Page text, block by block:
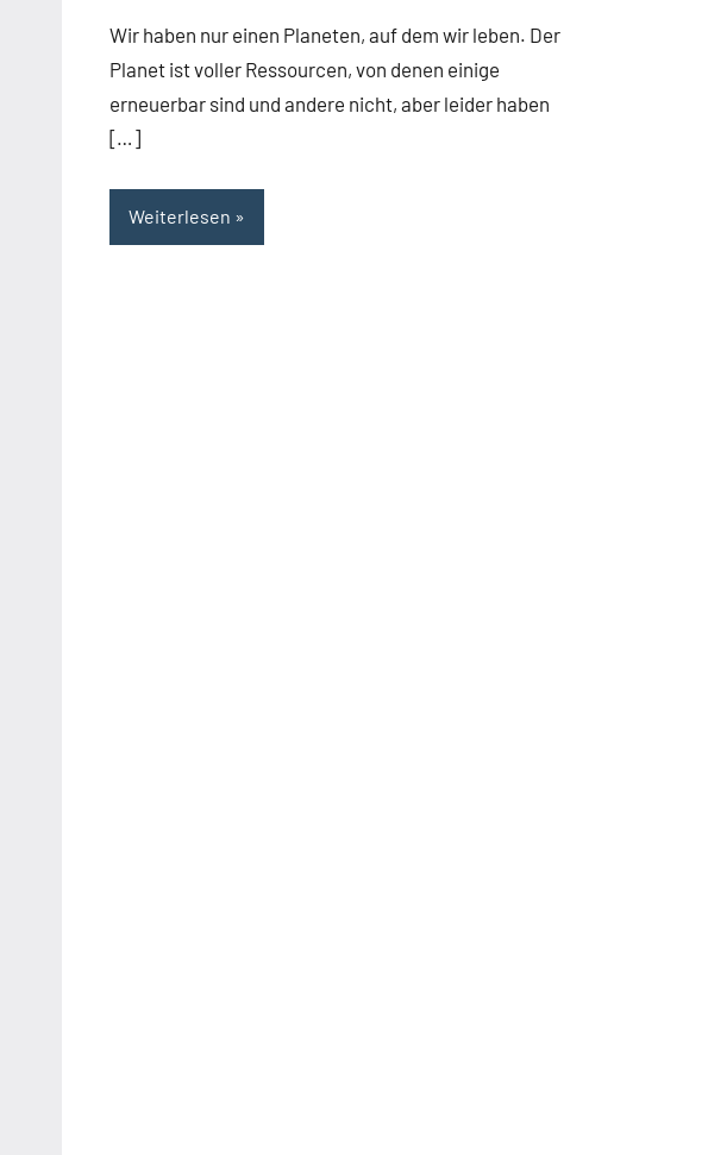
Wir haben nur einen Planeten, auf dem wir leben. Der
Planet ist voller Ressourcen, von denen einige
erneuerbar sind und andere nicht, aber leider haben
[…]
Weiterlesen